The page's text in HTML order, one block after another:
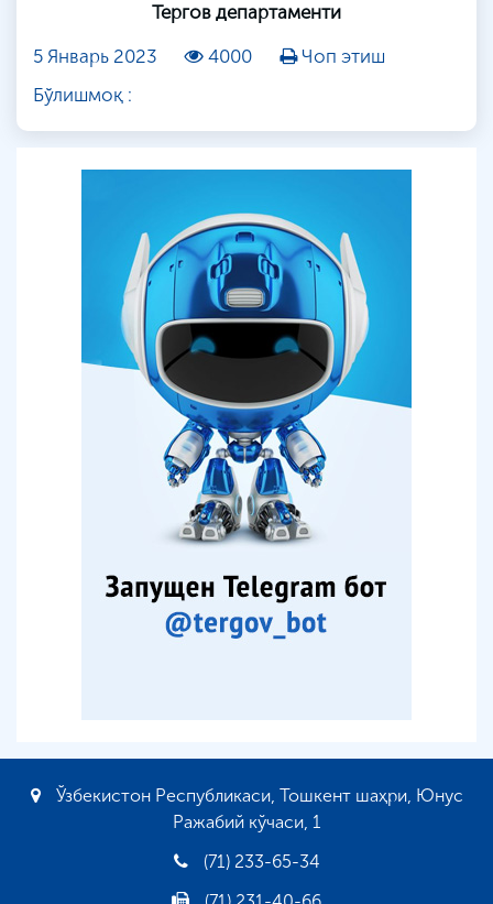
Тергов департаменти
5 Январь 2023
4000
Чоп этиш
Бўлишмоқ :
Ўзбекистон Республикаси, Тошкент шаҳри, Юнус
Ражабий кўчаси, 1
(71) 233-65-34